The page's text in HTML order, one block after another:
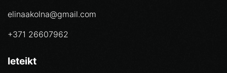
elinaakolna@gmail.com
+371 26607962
Ieteikt